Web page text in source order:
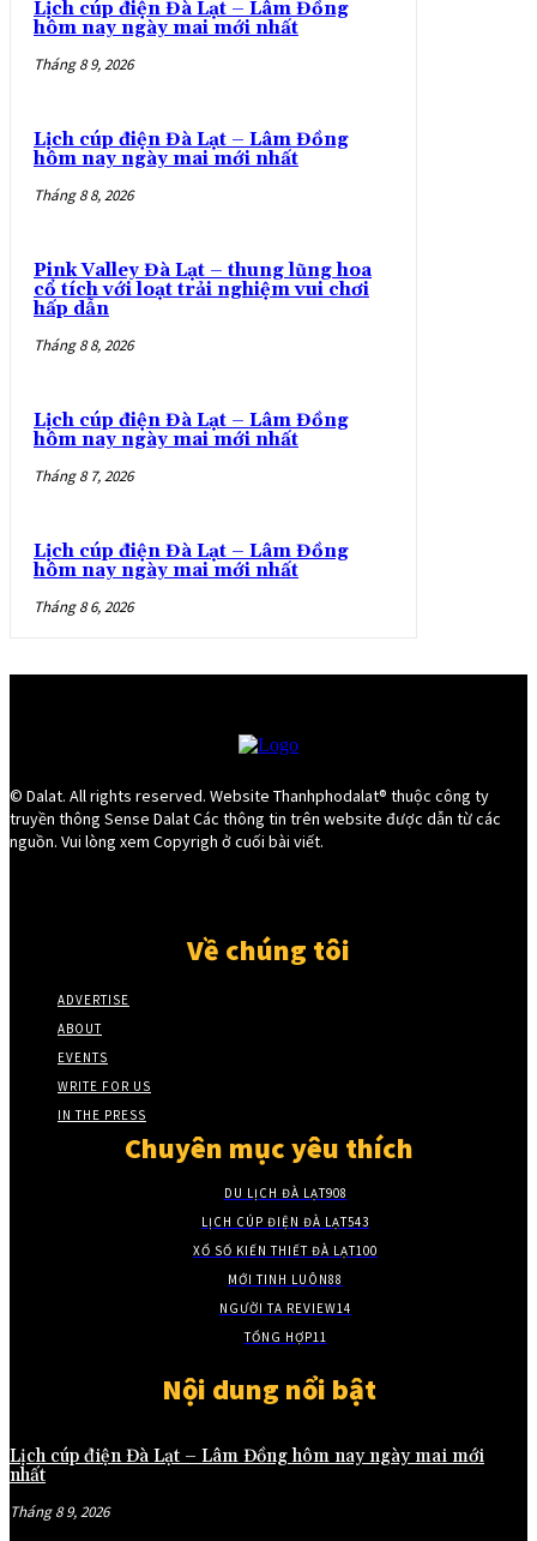
Lịch cúp điện Đà Lạt – Lâm Đồng
hôm nay ngày mai mới nhất
Tháng 8 9, 2026
Lịch cúp điện Đà Lạt – Lâm Đồng
hôm nay ngày mai mới nhất
Tháng 8 8, 2026
Pink Valley Đà Lạt – thung lũng hoa
cổ tích với loạt trải nghiệm vui chơi
hấp dẫn
Tháng 8 8, 2026
Lịch cúp điện Đà Lạt – Lâm Đồng
hôm nay ngày mai mới nhất
Tháng 8 7, 2026
Lịch cúp điện Đà Lạt – Lâm Đồng
hôm nay ngày mai mới nhất
Tháng 8 6, 2026
© Dalat. All rights reserved. Website Thanhphodalat® thuộc công ty
truyền thông Sense Dalat Các thông tin trên website được dẫn từ các
nguồn. Vui lòng xem Copyrigh ở cuối bài viết.
Về chúng tôi
ADVERTISE
ABOUT
EVENTS
WRITE FOR US
IN THE PRESS
Chuyên mục yêu thích
DU LỊCH ĐÀ LẠT908
LỊCH CÚP ĐIỆN ĐÀ LẠT543
XỔ SỐ KIẾN THIẾT ĐÀ LẠT100
MỚI TINH LUÔN88
NGƯỜI TA REVIEW14
TỔNG HỢP11
Nội dung nổi bật
Lịch cúp điện Đà Lạt – Lâm Đồng hôm nay ngày mai mới
nhất
Tháng 8 9, 2026